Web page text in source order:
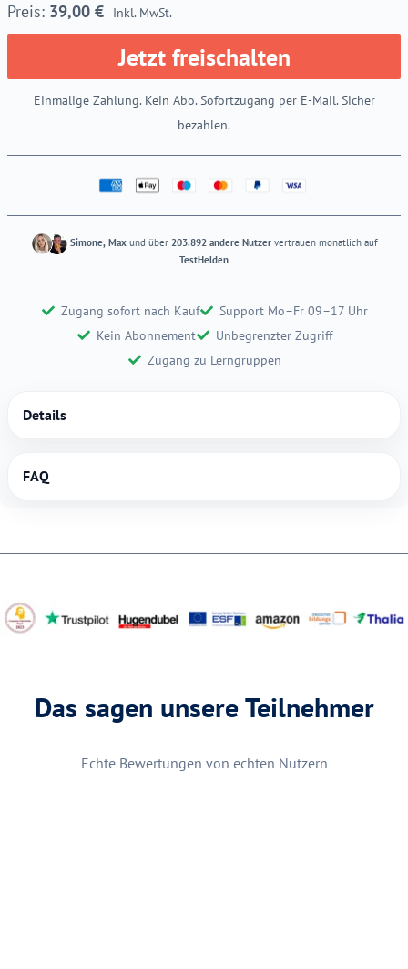
39,00 € Inkl. MwSt.
Jetzt freischalten
Einmalige Zahlung. Kein Abo. Sofortzugang per E-Mail. Sicher
bezahlen.
Simone, Maxund über 203.892 andere Nutzervertrauen monatlich auf
TestHelden
Zugang sofort nach Kauf
Support Mo–Fr 09–17 Uhr
Kein Abonnement
Unbegrenzter Zugriff
Zugang zu Lerngruppen
Details
FAQ
Das sagen unsere Teilnehmer
Echte Bewertungen von echten Nutzern